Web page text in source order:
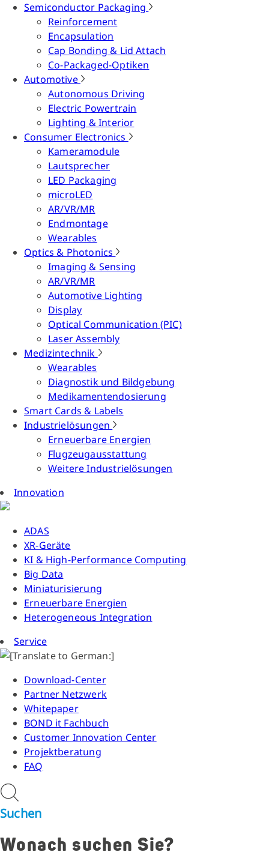
Semiconductor Packaging
Reinforcement
Encapsulation
Cap Bonding & Lid Attach
Co-Packaged-Optiken
Automotive
Autonomous Driving
Electric Powertrain
Lighting & Interior
Consumer Electronics
Kameramodule
Lautsprecher
LED Packaging
microLED
AR/VR/MR
Endmontage
Wearables
Optics & Photonics
Imaging & Sensing
AR/VR/MR
Automotive Lighting
Display
Optical Communication (PIC)
Laser Assembly
Medizintechnik
Wearables
Diagnostik und Bildgebung
Medikamentendosierung
Smart Cards & Labels
Industrielösungen
Erneuerbare Energien
Flugzeugausstattung
Weitere Industrielösungen
Innovation
ADAS
XR-Geräte
KI & High-Performance Computing
Big Data
Miniaturisierung
Erneuerbare Energien
Heterogeneous Integration
Service
Download-Center
Partner Netzwerk
Whitepaper
BOND it Fachbuch
Customer Innovation Center
Projektberatung
FAQ
Suchen
Wonach suchen Sie?